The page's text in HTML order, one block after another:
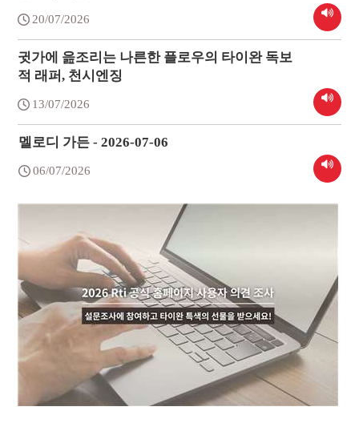
20/07/2026
귓가에 읊조리는 나른한 플로우의 타이완 독보
적 래퍼, 천시엔징
13/07/2026
멜로디 가든 - 2026-07-06
06/07/2026